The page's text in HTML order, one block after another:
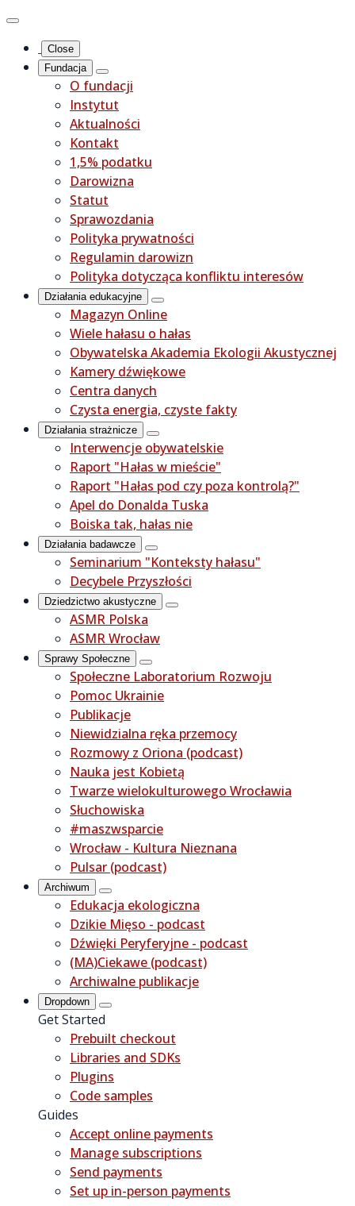
Close
Fundacja
O fundacji
Instytut
Aktualności
Kontakt
1,5% podatku
Darowizna
Statut
Sprawozdania
Polityka prywatności
Regulamin darowizn
Polityka dotycząca konfliktu interesów
Działania edukacyjne
Magazyn Online
Wiele hałasu o hałas
Obywatelska Akademia Ekologii Akustycznej
Kamery dźwiękowe
Centra danych
Czysta energia, czyste fakty
Działania strażnicze
Interwencje obywatelskie
Raport "Hałas w mieście"
Raport "Hałas pod czy poza kontrolą?"
Apel do Donalda Tuska
Boiska tak, hałas nie
Działania badawcze
Seminarium "Konteksty hałasu"
Decybele Przyszłości
Dziedzictwo akustyczne
ASMR Polska
ASMR Wrocław
Sprawy Społeczne
Społeczne Laboratorium Rozwoju
Pomoc Ukrainie
Publikacje
Niewidzialna ręka przemocy
Rozmowy z Oriona (podcast)
Nauka jest Kobietą
Twarze wielokulturowego Wrocławia
Słuchowiska
#maszwsparcie
Wrocław - Kultura Nieznana
Pulsar (podcast)
Archiwum
Edukacja ekologiczna
Dzikie Mięso - podcast
Dźwięki Peryferyjne - podcast
(MA)Ciekawe (podcast)
Archiwalne publikacje
Dropdown
Get Started
Prebuilt checkout
Libraries and SDKs
Plugins
Code samples
Guides
Accept online payments
Manage subscriptions
Send payments
Set up in-person payments